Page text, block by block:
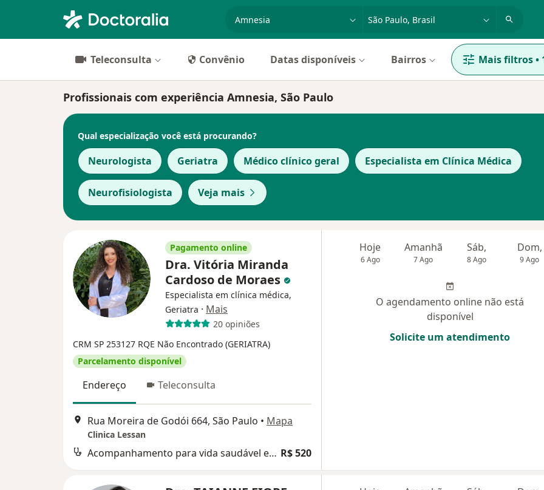
Teleconsulta Convênio Datas disponíveis Bairros Mais filtros•
Profissionais com experiência Amnesia, São Paulo
Qual especialização você está procurando?
Neurologista Geriatra Médico clínico geral Especialista em Clínica Médica
Neurofisiologista Veja mais
Pagamento online
Dra. Vitória Miranda
Cardoso de Moraes
Especialista em clínica médica,
Geriatra · Mais
20 opiniões
CRM SP 253127 RQE Não Encontrado (GERIATRA)
Parcelamento disponível
Endereço Teleconsulta
Rua Moreira de Godói 664, São Paulo • Mapa
Clinica Lessan
Acompanhamento para vida saudável e longevidade R$ 520
Hoje
6 Ago
Amanhã
7 Ago
Sáb,
8 Ago
Dom,
9 Ago
O agendamento online não está
disponível
Solicite um atendimento